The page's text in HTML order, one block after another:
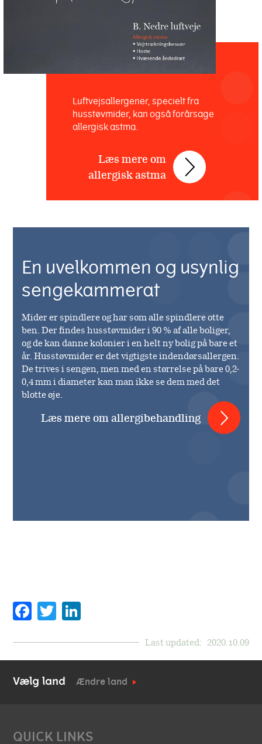
Luftvejsallergener, specielt fra
husstøvmider, kan også forårsage
allergisk astma.
Læs mere om
allergisk astma
En uvelkommen og usynlig
sengekammerat
Mider er spindlere og har som alle spindlere otte
ben. Der findes husstøvmider i 90 % af alle boliger,
og de kan danne kolonier i en helt ny bolig på bare et
år. Husstøvmider er det vigtigste indendørsallergen.
De trives i sengen, men med en størrelse på bare 0,2-
0,4 mm i diameter kan man ikke se dem med det
blotte øje.
Læs mere om allergibehandling
Facebook
Twitter
Last updated: 2020.10.09
Vælg land Ændre land
QUICK LINKS